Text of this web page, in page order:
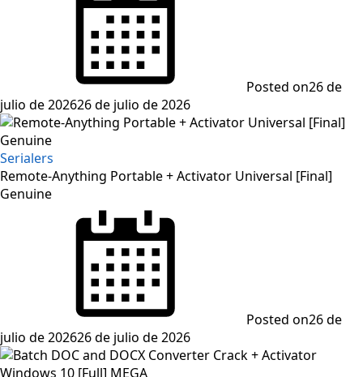
Posted on26 de
julio de 202626 de julio de 2026
Serialers
Remote-Anything Portable + Activator Universal [Final]
Genuine
Posted on26 de
julio de 202626 de julio de 2026